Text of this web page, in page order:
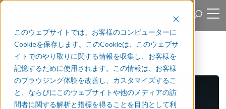
このウェブサイトでは、お客様のコンピューターに
Cookieを保存します。このCookieは、このウェブサ
イトでのやり取りに関する情報を収集し、お客様を
記憶するために使用されます。この情報は、お客様
のブラウジング体験を改善し、カスタマイズするこ
と、ならびにこのウェブサイトや他のメディアの訪
問者に関する解析と指標を得ることを目的として利